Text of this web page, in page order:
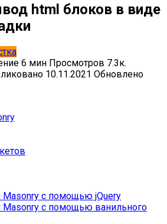
html блоков в виде
6 мин Просмотров 7.3к.
10.11.2021 Обновлено
Masonry с помощью jQuery
Masonry с помощью ванильного